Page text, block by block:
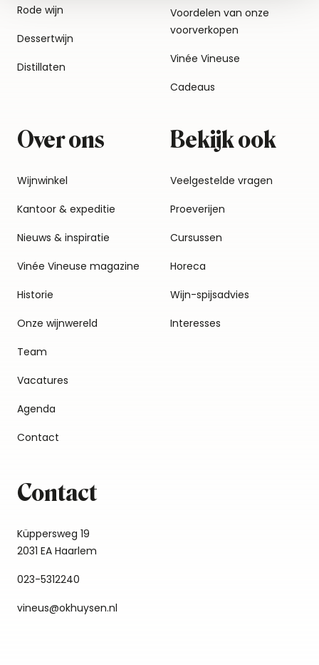
Rode wijn
Dessertwijn
Distillaten
Voordelen van onze
voorverkopen
Vinée Vineuse
Cadeaus
Over ons
Wijnwinkel
Kantoor & expeditie
Nieuws & inspiratie
Vinée Vineuse magazine
Historie
Onze wijnwereld
Team
Vacatures
Agenda
Contact
Bekijk ook
Veelgestelde vragen
Proeverijen
Cursussen
Horeca
Wijn-spijsadvies
Interesses
Contact
Küppersweg 19
2031 EA Haarlem
023-5312240
vineus@okhuysen.nl